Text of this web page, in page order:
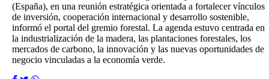
(España), en una reunión estratégica orientada a fortalecer vínculos
de inversión, cooperación internacional y desarrollo sostenible,
informó el portal del gremio forestal. La agenda estuvo centrada en
la industrialización de la madera, las plantaciones forestales, los
mercados de carbono, la innovación y las nuevas oportunidades de
negocio vinculadas a la economía verde.